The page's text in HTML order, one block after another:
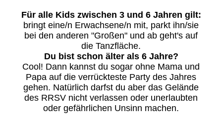
Für alle Kids zwischen 3 und 6 Jahren gilt:
bringt eine/n Erwachsene/n mit, parkt ihn/sie
bei den anderen "Großen" und ab geht's auf
die Tanzfläche.
Du bist schon älter als 6 Jahre?
Cool! Dann kannst du sogar ohne Mama und
Papa auf die verrückteste Party des Jahres
gehen. Natürlich darfst du aber das Gelände
des RRSV nicht verlassen oder unerlaubten
oder gefährlichen Unsinn machen.